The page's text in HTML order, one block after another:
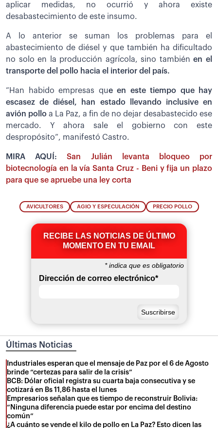
aplicar medidas, no ocurrió y ahora existe
desabastecimiento de este insumo.
A lo anterior se suman los problemas para el
abastecimiento de diésel y que también ha dificultado
no solo en la producción agrícola, sino tambiénen el
transporte del pollo hacia el interior del país.
“Han habido empresas que en este tiempo que hay
escasez de diésel, han estado llevando inclusive en
avión pollo a La Paz, a fin de no dejar desabastecido ese
mercado. Y ahora sale el gobierno con este
despropósito”, manifestó Castro.
MIRA AQUÍ:San Julián levanta bloqueo por
biotecnología en la vía Santa Cruz - Beni y fija un plazo
para que se apruebe una ley corta
AVICULTORES AGIO Y ESPECULACIÓN PRECIO POLLO
RECIBE LAS NOTICIAS DE ÚLTIMO
MOMENTO EN TU EMAIL
*indica que es obligatorio
Dirección de correo electrónico*
Últimas Noticias
Industriales esperan que el mensaje de Paz por el 6 de Agosto
brinde “certezas para salir de la crisis”
BCB: Dólar oficial registra su cuarta baja consecutiva y se
cotizará en Bs 11,86 hasta el lunes
Empresarios señalan que es tiempo de reconstruir Bolivia:
“Ninguna diferencia puede estar por encima del destino
común”
¿A cuánto se vende el kilo de pollo en La Paz? Esto dicen las